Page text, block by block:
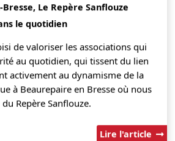
Le Repère Sanflouze
le quotidien
de valoriser les associations qui
au quotidien, qui tissent du lien
activement au dynamisme de la
à Beaurepaire en Bresse où nous
Repère Sanflouze.
Lire l'article